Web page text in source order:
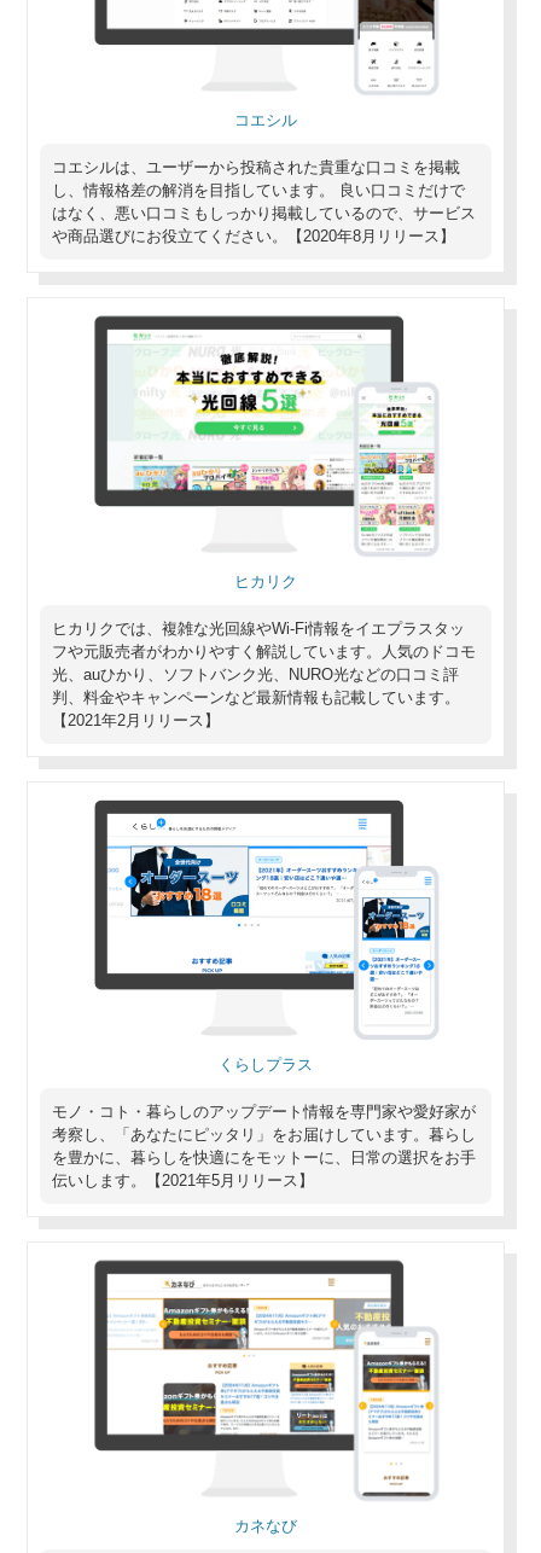
コエシル
コエシルは、ユーザーから投稿された貴重な口コミを掲載
し、情報格差の解消を目指しています。 良い口コミだけで
はなく、悪い口コミもしっかり掲載しているので、サービス
や商品選びにお役立てください。【2020年8月リリース】
ヒカリク
ヒカリクでは、複雑な光回線やWi-Fi情報をイエプラスタッ
フや元販売者がわかりやすく解説しています。人気のドコモ
光、auひかり、ソフトバンク光、NURO光などの口コミ評
判、料金やキャンペーンなど最新情報も記載しています。
【2021年2月リリース】
くらしプラス
モノ・コト・暮らしのアップデート情報を専門家や愛好家が
考察し、「あなたにピッタリ」をお届けしています。暮らし
を豊かに、暮らしを快適にをモットーに、日常の選択をお手
伝いします。【2021年5月リリース】
カネなび